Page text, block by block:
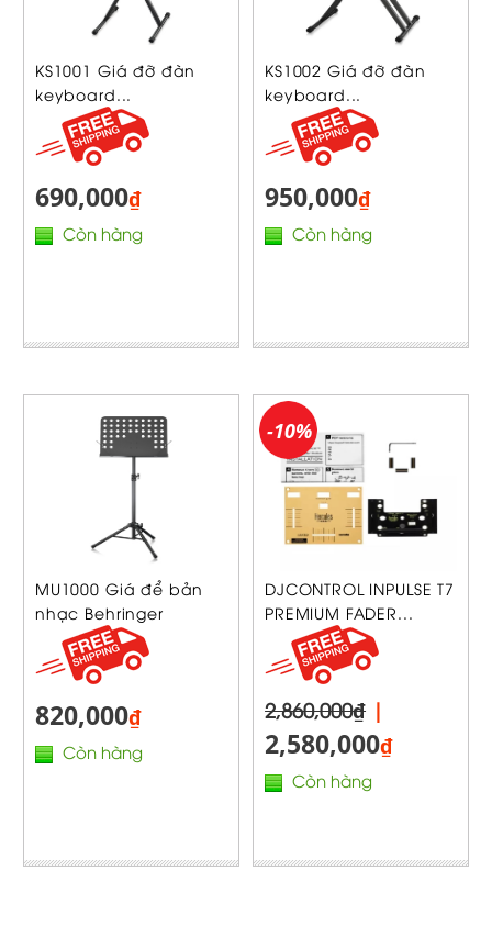
KS1001 Giá đỡ đàn
keyboard...
690,000₫
Còn hàng
KS1002 Giá đỡ đàn
keyboard...
950,000₫
Còn hàng
MU1000 Giá để bản
nhạc Behringer
820,000₫
Còn hàng
DJCONTROL INPULSE T7
PREMIUM FADER...
2,860,000₫ |
2,580,000₫
Còn hàng
-10%